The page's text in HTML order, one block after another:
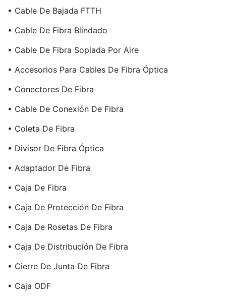
• Cable De Bajada FTTH
• Cable De Fibra Blindado
• Cable De Fibra Soplada Por Aire
• Accesorios Para Cables De Fibra Óptica
• Conectores De Fibra
• Cable De Conexión De Fibra
• Coleta De Fibra
• Divisor De Fibra Óptica
• Adaptador De Fibra
• Caja De Fibra
• Caja De Protección De Fibra
• Caja De Rosetas De Fibra
• Caja De Distribución De Fibra
• Cierre De Junta De Fibra
• Caja ODF